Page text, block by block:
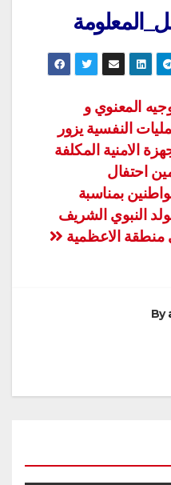
المعنوي و
النفسية يزور
الامنية المكلفة
احتفال
بمناسبة
النبوي الشريف
الاعظمية
By